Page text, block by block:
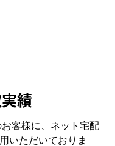
績
客様に、 ネット宅配
いただいておりま